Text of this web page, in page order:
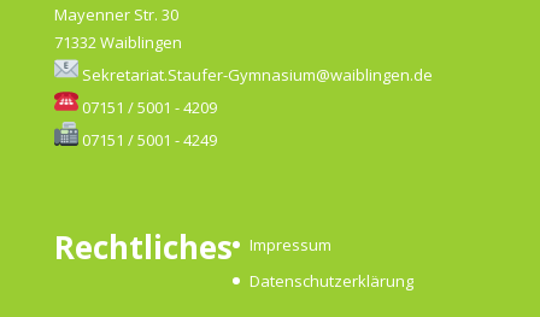
Mayenner Str. 30
71332 Waiblingen
Sekretariat.Staufer-Gymnasium@waiblingen.de
07151 / 5001 - 4209
07151 / 5001 - 4249
Rechtliches
Impressum
Datenschutzerklärung